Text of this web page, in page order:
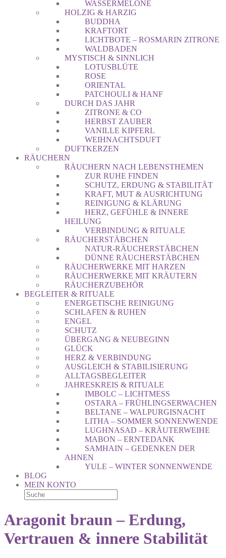
WASSERMELONE
HOLZIG & HARZIG
BUDDHA
KRAFTORT
LICHTBOTE – ROSMARIN ZITRONE
WALDBADEN
MYSTISCH & SINNLICH
LOTUSBLÜTE
ROSE
ORIENTAL
PATCHOULI & HANF
DURCH DAS JAHR
ZITRONE & CO
HERBST ZAUBER
VANILLE KIPFERL
WEIHNACHTSDUFT
DUFTKERZEN
RÄUCHERN
RÄUCHERN NACH LEBENSTHEMEN
ZUR RUHE FINDEN
SCHUTZ, ERDUNG & STABILITÄT
KRAFT, MUT & AUSRICHTUNG
REINIGUNG & KLÄRUNG
HERZ, GEFÜHLE & INNERE
HEILUNG
VERBINDUNG & RITUALE
RÄUCHERSTÄBCHEN
NATUR-RÄUCHERSTÄBCHEN
DÜNNE RÄUCHERSTÄBCHEN
RÄUCHERWERKE MIT HARZEN
RÄUCHERWERKE MIT KRÄUTERN
RÄUCHERZUBEHÖR
BEGLEITER & RITUALE
ENERGETISCHE REINIGUNG
SCHLAFEN & RUHEN
ENGEL
SCHUTZ
ÜBERGANG & NEUBEGINN
GLÜCK
HERZ & VERBINDUNG
AUSGLEICH & STABILISIERUNG
ALLTAGSBEGLEITER
JAHRESKREIS & RITUALE
IMBOLC – LICHTMESS
OSTARA – FRÜHLINGSERWACHEN
BELTANE – WALPURGISNACHT
LITHA – SOMMER SONNENWENDE
LUGHNASAD – KRÄUTERWEIHE
MABON – ERNTEDANK
SAMHAIN – GEDENKEN DER
AHNEN
YULE – WINTER SONNENWENDE
BLOG
MEIN KONTO
Aragonit braun – Erdung,
Vertrauen & innere Stabilität